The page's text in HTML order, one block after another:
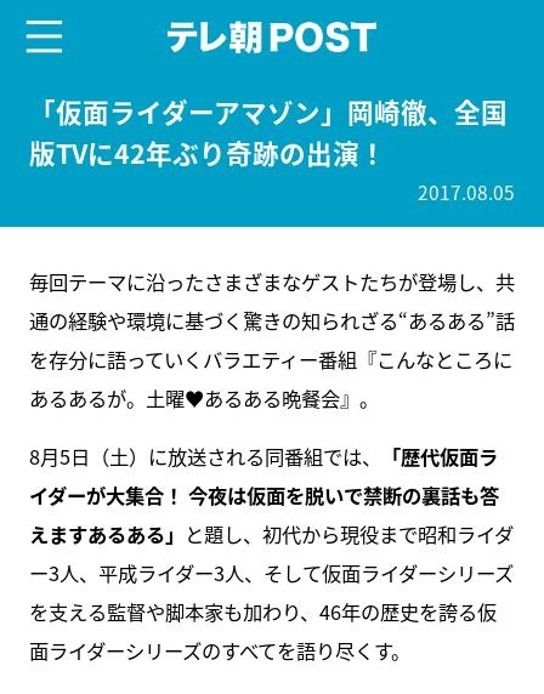
「仮面ライダーアマゾン」岡崎徹、全国
版TVに42年ぶり奇跡の出演！
2017.08.05
毎回テーマに沿ったさまざまなゲストたちが登場し、共
通の経験や環境に基づく驚きの知られざる“あるある”話
を存分に語っていくバラエティー番組『こんなところに
あるあるが。土曜♥あるある晩餐会』。
8月5日（土）に放送される同番組では、
「歴代仮面ラ
イダーが大集合！ 今夜は仮面を脱いで禁断の裏話も答
えますあるある」 と題し、初代から現役まで昭和ライダ
ー3人、平成ライダー3人、そして仮面ライダーシリーズ
を支える監督や脚本家も加わり、46年の歴史を誇る仮
面ライダーシリーズのすべてを語り尽くす。